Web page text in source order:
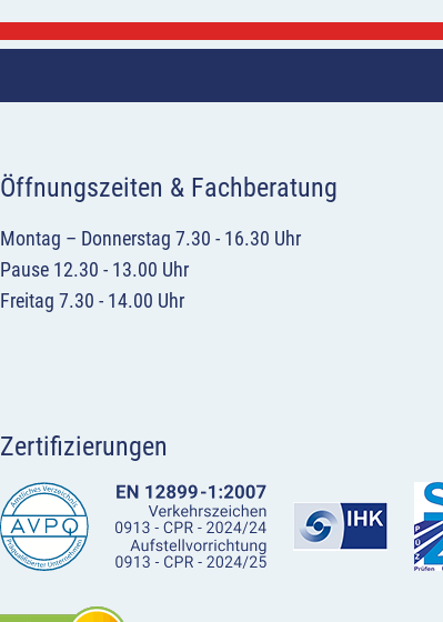
Öffnungszeiten & Fachberatung
Montag – Donnerstag 7.30 - 16.30 Uhr
Pause 12.30 - 13.00 Uhr
Freitag 7.30 - 14.00 Uhr
Zertifizierungen